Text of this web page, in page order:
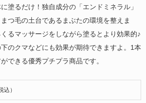
塗るだけ！独自成分の「エンドミネラル」
つ毛の土台であるまぶたの環境を整えま
るマッサージをしながら塗るとより効果的♪
のクマなどにも効果が期待できますよ。1本
できる優秀プチプラ商品です。
込）